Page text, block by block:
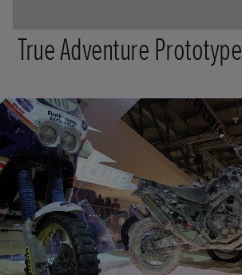
True Adventure Prototype